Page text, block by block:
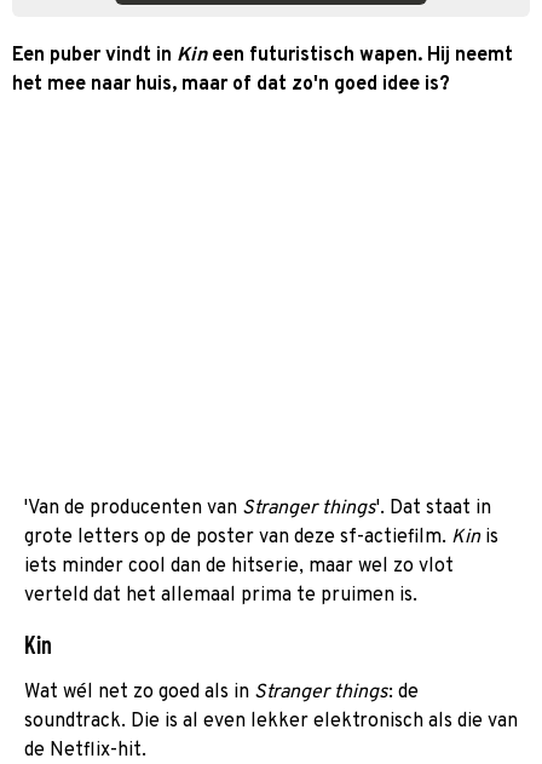
Een puber vindt in Kineen futuristisch wapen. Hij neemt
het mee naar huis, maar of dat zo'n goed idee is?
'Van de producenten van Stranger things'. Dat staat in
grote letters op de poster van deze sf-actiefilm. Kin is
iets minder cool dan de hitserie, maar wel zo vlot
verteld dat het allemaal prima te pruimen is.
Kin
Wat wél net zo goed als in Stranger things: de
soundtrack. Die is al even lekker elektronisch als die van
de Netflix-hit.